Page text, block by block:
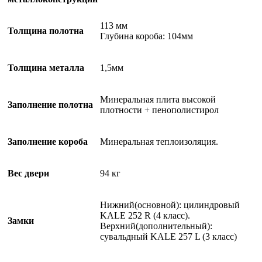
Толщина полотна
113 мм
Глубина короба: 104мм
Толщина металла 1,5мм
Заполнение полотна
Минеральная плита высокой
плотности + пенополистирол
Заполнение короба Минеральная теплоизоляция.
Вес двери 94 кг
Замки
Нижний(основной): цилиндровый
KALE 252 R (4 класс).
Верхний(дополнительный):
сувальдный KALE 257 L (3 класс)